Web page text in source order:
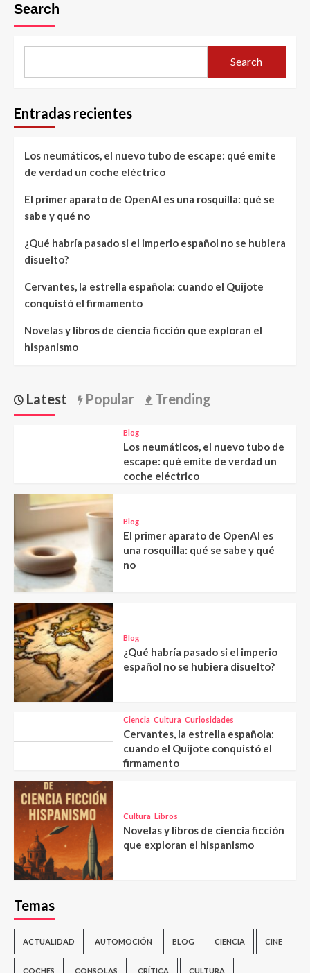
Search
Search
Entradas recientes
Los neumáticos, el nuevo tubo de escape: qué emite
de verdad un coche eléctrico
El primer aparato de OpenAI es una rosquilla: qué se
sabe y qué no
¿Qué habría pasado si el imperio español no se hubiera
disuelto?
Cervantes, la estrella española: cuando el Quijote
conquistó el firmamento
Novelas y libros de ciencia ficción que exploran el
hispanismo
Latest Popular Trending
Blog
Los neumáticos, el nuevo tubo de
escape: qué emite de verdad un
coche eléctrico
Blog
El primer aparato de OpenAI es
una rosquilla: qué se sabe y qué
no
Blog
¿Qué habría pasado si el imperio
español no se hubiera disuelto?
Ciencia Cultura Curiosidades
Cervantes, la estrella española:
cuando el Quijote conquistó el
firmamento
Cultura Libros
Novelas y libros de ciencia ficción
que exploran el hispanismo
Temas
ACTUALIDAD AUTOMOCIÓN BLOG CIENCIA CINE
COCHES CONSOLAS CRÍTICA CULTURA